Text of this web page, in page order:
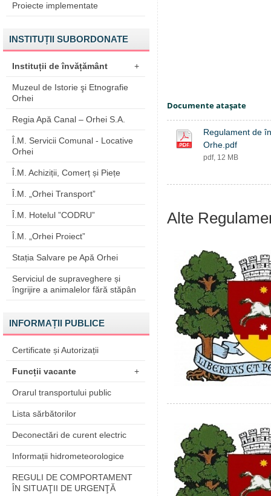
Proiecte implementate
INSTITUȚII SUBORDONATE
Instituții de învățământ +
Muzeul de Istorie şi Etnografie
Orhei
Regia Apă Canal – Orhei S.A.
Î.M. Servicii Comunal - Locative
Orhei
Î.M. Achiziții, Comerț și Piețe
Î.M. „Orhei Transport”
Î.M. Hotelul ”CODRU”
Î.M. „Orhei Proiect”
Stația Salvare pe Apă Orhei
Serviciul de supraveghere și
îngrijire a animalelor fără stăpân
INFORMAȚII PUBLICE
Certificate și Autorizații
Funcții vacante +
Orarul transportului public
Lista sărbătorilor
Deconectări de curent electric
Informații hidrometeorologice
REGULI DE COMPORTAMENT
ÎN SITUAŢII DE URGENŢĂ
Documente ataşate
Regulament de
Orhe.pdf
pdf, 12 MB
Alte